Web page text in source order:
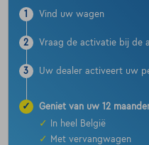
1 Vind uw wagen
2 Vraag de activatie bij de
3 Uw dealer activeert uw
✓
Geniet van uw 12
✓
In heel België
✓
Met vervangwagen